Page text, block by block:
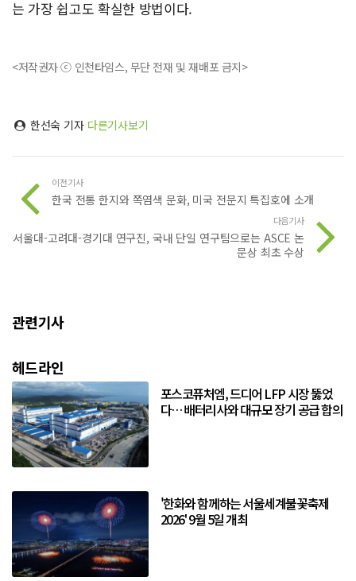
는 가장 쉽고도 확실한 방법이다.
<저작권자 ⓒ 인천타임스, 무단 전재 및 재배포 금지>
한선숙 기자 다른기사보기
이전기사
한국 전통 한지와 쪽염색 문화, 미국 전문지 특집호에 소개
다음기사
서울대-고려대-경기대 연구진, 국내 단일 연구팀으로는 ASCE 논
문상 최초 수상
관련기사
헤드라인
포스코퓨처엠, 드디어 LFP 시장 뚫었
다… 배터리사와 대규모 장기 공급 합의
'한화와 함께하는 서울세계불꽃축제
2026' 9월 5일 개최